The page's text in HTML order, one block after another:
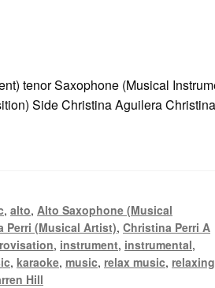
tenor Saxophone (Musical
Side Christina Aguilera Christina
,alto, Alto Saxophone (Musical
Perri (Musical Artist),Christina Perri A
, instrument, instrumental,
,karaoke,music, relax music, relaxing
Hill